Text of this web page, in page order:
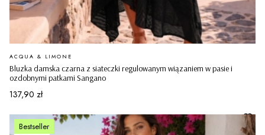
Bluzka damska czarna z siateczki regulowanym wiązaniem w pasie i
ozdobnymi patkami Sangano
PRODUCENT
ACQUA & LIMONE
Cena
137,90 zł
Bestseller